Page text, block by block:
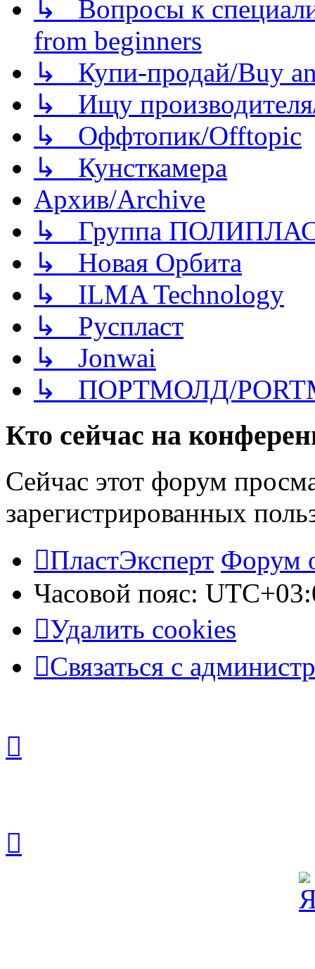
↳ Вопросы к
from beginners
↳ Купи-продай/Buy
↳ Ищу
↳ Оффтопик/Offtopic
↳ Кунсткамера
Архив/Archive
↳ Группа
↳ Новая Орбита
↳ ILMA Technology
↳ Руспласт
↳ Jonwai
↳ ПОРТМОЛД/
Кто сейчас на
Сейчас этот форум
зарегистрированных
ПластЭксперт Форум
Часовой пояс:
Удалить cookies
Связаться с